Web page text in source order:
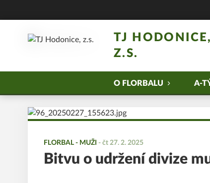
TJ HODONICE,
Z.S.
O FLORBALU A-
FLORBAL - MUŽI - čt 27. 2. 2025
Bitvu o udržení divize